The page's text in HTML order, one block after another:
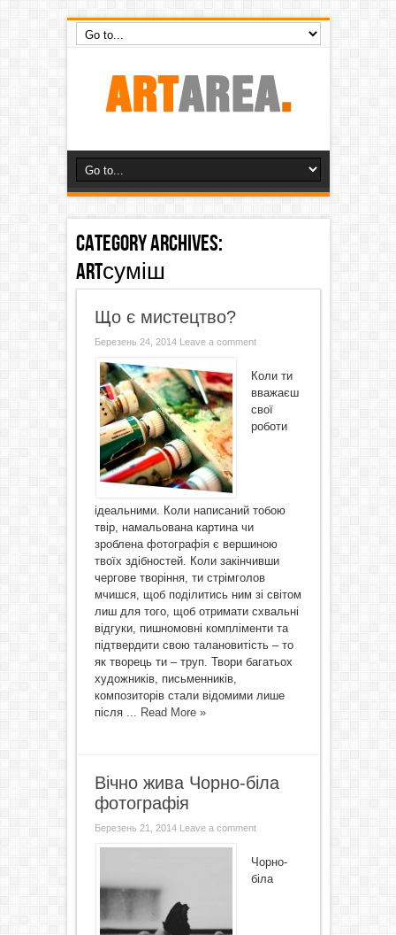
Category Archives:
ARTсуміш
Що є мистецтво?
Березень 24, 2014 Leave a comment
Коли ти
вважаєш
свої
роботи
ідеальними. Коли написаний тобою
твір, намальована картина чи
зроблена фотографія є вершиною
твоїх здібностей. Коли закінчивши
чергове творіння, ти стрімголов
мчишся, щоб поділитись ним зі світом
лиш для того, щоб отримати схвальні
відгуки, пишномовні компліменти та
підтвердити свою талановитість – то
як творець ти – труп. Твори багатьох
художників, письменників,
композиторів стали відомими лише
після ... Read More »
Вічно жива Чорно-біла
фотографія
Березень 21, 2014 Leave a comment
Чорно-
біла